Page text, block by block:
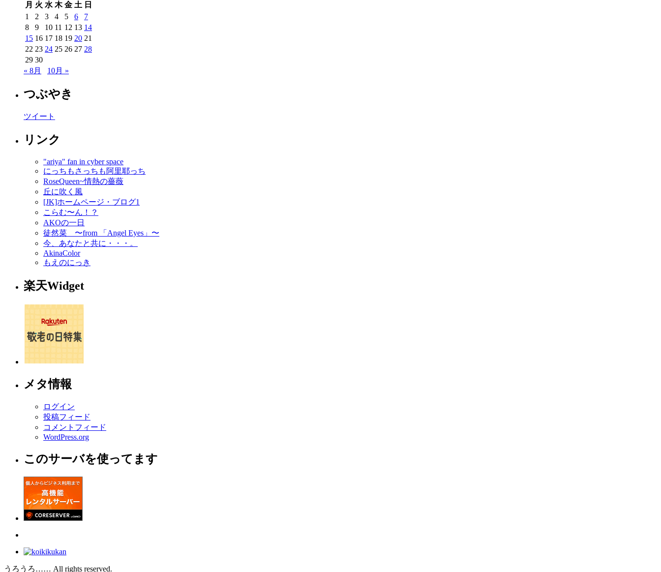
月 火 水 木 金 土 日
1
2 3 4 5 6
7
8
9 10 11 12 13 14
15 16 17 18 19 20 21
22 23 24 25 26 27 28
29 30
« 8月
10月 »
つぶやき
ツイート
リンク
"ariya" fan in cyber space
にっちもさっちも阿里耶っち
RoseQueen~情熱の薔薇
丘に吹く風
[JK]ホームページ・ブログ1
こらむ〜ん！？
AKOの一日
徒然菜 〜from 「Angel Eyes」〜
今、あなたと共に・・・。
AkinaColor
もえのにっき
楽天Widget
メタ情報
ログイン
投稿フィード
コメントフィード
WordPress.org
このサーバを使ってます
うろうろ…… All rights reserved.